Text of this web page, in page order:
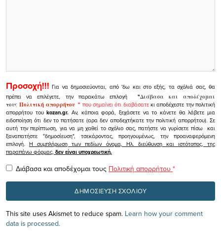
Προσοχή!!! Για να δημοσιεύονται, από 'δω και στο εξής, τα σχόλιά σας, θα
πρέπει να επιλέγετε, την παρακάτω επιλογή
"Διάβασα και αποδέχομαι
τουςΠολιτική απορρήτου" που σημαίνει ότι διαβάσατεκι αποδέχεστε την πολιτική
απορρήτου τουkozan.gr. Αν, κάποια φορά, ξεχάσετε να το κάνετε θα λάβετε μια
ειδοποίηση ότι δεν το πατήσατε (αρα δεν αποδεχτήκατε την πολιτική απορρήτου). Σε
αυτή την περίπτωση, για να μη χαθεί το σχόλιο σας, πατήστε να γυρίσετε πίσω και
ξαναπατήστε "δημοσίευση", τσεκάροντας, προηγουμένως, την προαναφερόμενη
επιλογή.Η συμπλήρωση των πεδίων όνομα, Ηλ. διεύθυνση και ιστότοπος, της
παραπάνω φόρμας, δεν είναι υποχρεωτική.
Διάβασα και αποδέχομαι τους Πολιτική απορρήτου *
This site uses Akismet to reduce spam. Learn how your comment
data is processed.